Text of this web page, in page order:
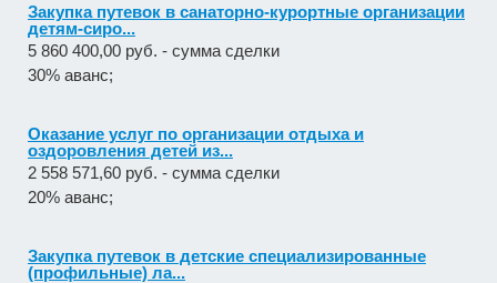
Закупка путевок в санаторно-курортные организации
детям-сиро...
5 860 400,00 руб. - сумма сделки
30% аванс;
Оказание услуг по организации отдыха и
оздоровления детей из...
2 558 571,60 руб. - сумма сделки
20% аванс;
Закупка путевок в детские специализированные
(профильные) ла...